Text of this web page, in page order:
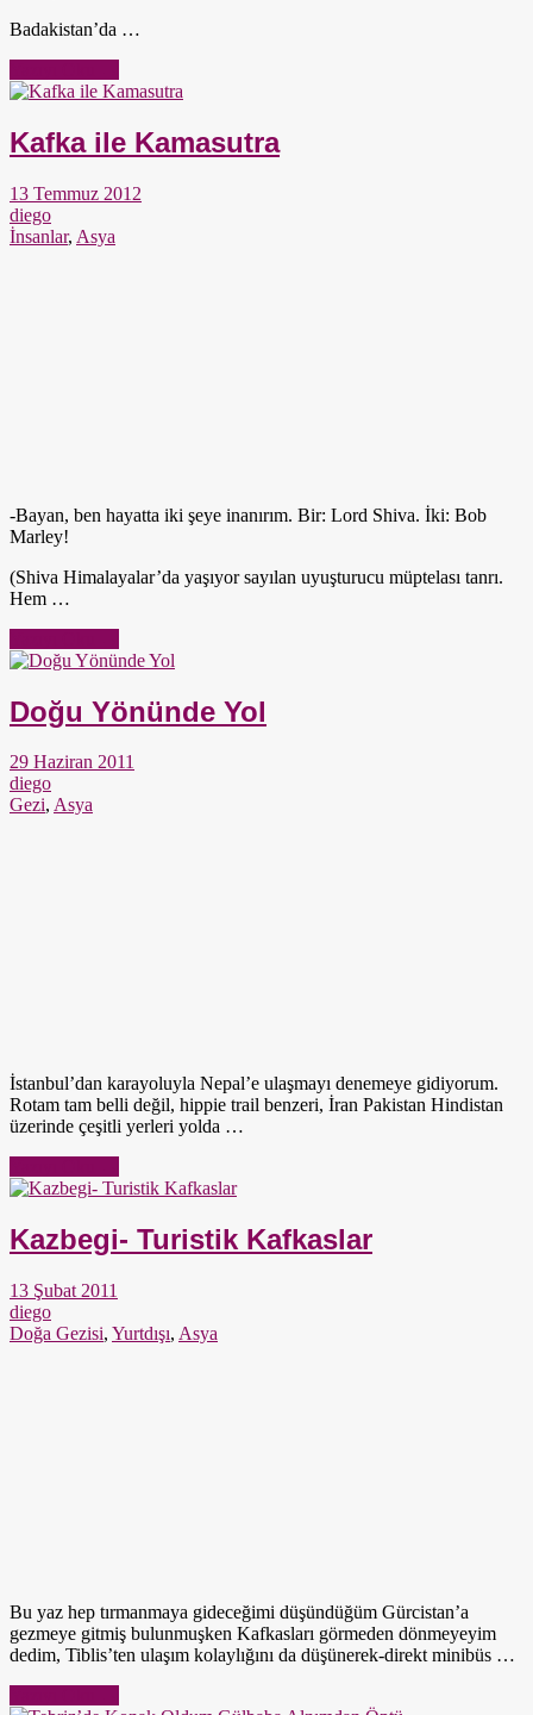
Badakistan’da …
Kafka ile Kamasutra
13 Temmuz 2012
diego
İnsanlar, Asya
-Bayan, ben hayatta iki şeye inanırım. Bir: Lord Shiva. İki: Bob
Marley!
(Shiva Himalayalar’da yaşıyor sayılan uyuşturucu müptelası tanrı.
Hem …
Doğu Yönünde Yol
29 Haziran 2011
diego
Gezi, Asya
İstanbul’dan karayoluyla Nepal’e ulaşmayı denemeye gidiyorum.
Rotam tam belli değil, hippie trail benzeri, İran Pakistan Hindistan
üzerinde çeşitli yerleri yolda …
Kazbegi- Turistik Kafkaslar
13 Şubat 2011
diego
Doğa Gezisi, Yurtdışı, Asya
Bu yaz hep tırmanmaya gideceğimi düşündüğüm Gürcistan’a
gezmeye gitmiş bulunmuşken Kafkasları görmeden dönmeyeyim
dedim, Tiblis’ten ulaşım kolaylığını da düşünerek-direkt minibüs …